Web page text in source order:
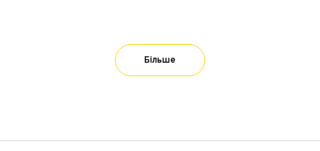
Більше